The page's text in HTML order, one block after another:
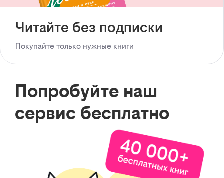
Читайте без подписки
Покупайте только нужные книги
Попробуйте наш
сервис бесплатно